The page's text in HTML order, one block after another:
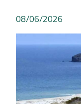
08/06/2026